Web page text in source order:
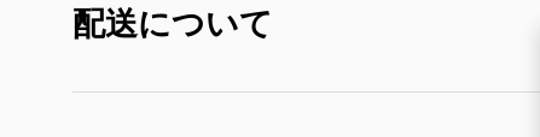
配送について